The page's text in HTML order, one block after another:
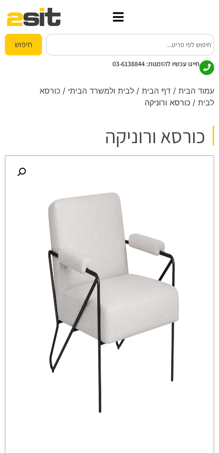
חיפוש
חייגו עכשיו להזמנות: 03-6138844
עמוד הבית / דף הבית / לבית ולמשרד הביתי / כורסא
לבית / כורסא ורוניקה
כורסא ורוניקה